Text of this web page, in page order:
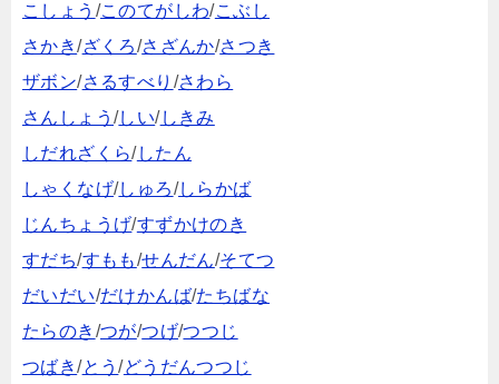
こしょう /このてがしわ/こぶし
さかき/ざくろ/さざんか/さつき
ザボン/さるすべり /さわら
さんしょう /しい/しきみ
しだれざくら/したん
しゃくなげ/しゅろ/しらかば
じんちょうげ/すずかけのき
すだち/すもも/せんだん/そてつ
だいだい/だけかんば/たちばな
たらのき /つが/つげ/つつじ
つばき/とう/どうだんつつじ